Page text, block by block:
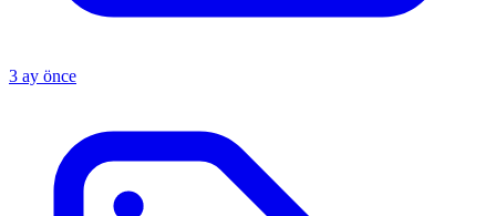
3 ay önce